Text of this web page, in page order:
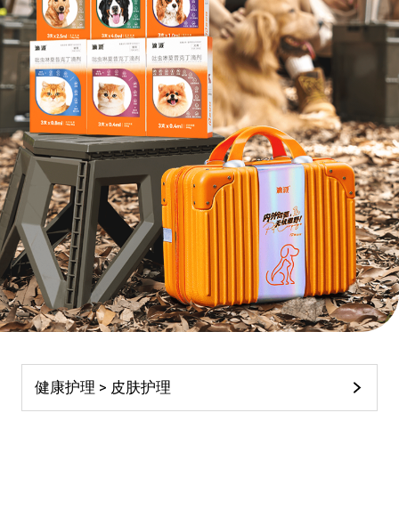
健康护理 > 皮肤护理